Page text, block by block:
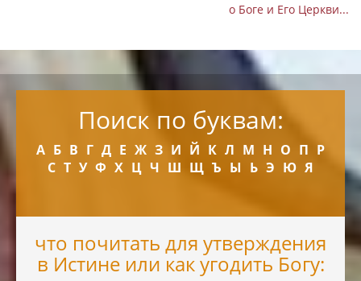
о Боге и Его Церкви...
Поиск по буквам:
А Б В Г Д Е Ж З И Й К Л М Н О П Р
С Т У Ф Х Ц Ч Ш Щ Ъ Ы Ь Э Ю Я
что почитать для утверждения
в Истине или как угодить Богу: